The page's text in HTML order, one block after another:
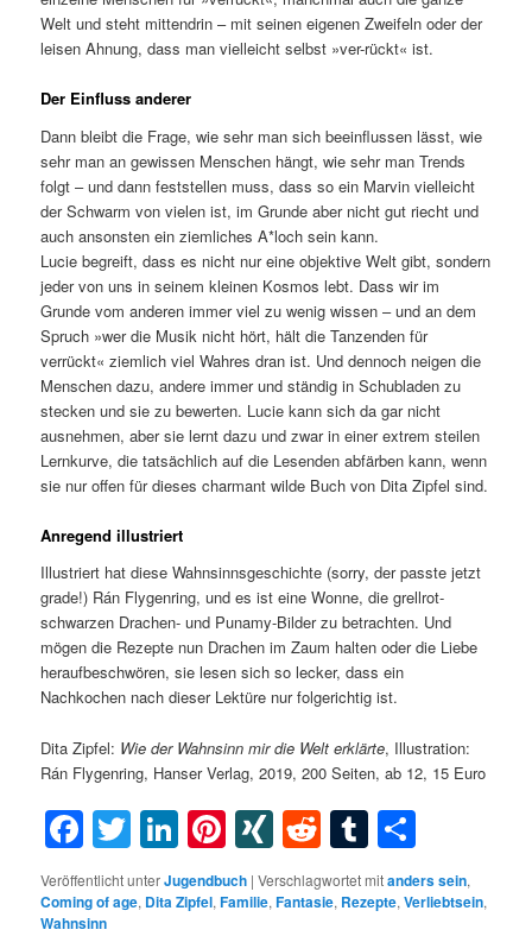
Welt und steht mittendrin – mit seinen eigenen Zweifeln oder der
leisen Ahnung, dass man vielleicht selbst »ver-rückt« ist.
Der Einfluss anderer
Dann bleibt die Frage, wie sehr man sich beeinflussen lässt, wie
sehr man an gewissen Menschen hängt, wie sehr man Trends
folgt – und dann feststellen muss, dass so ein Marvin vielleicht
der Schwarm von vielen ist, im Grunde aber nicht gut riecht und
auch ansonsten ein ziemliches A*loch sein kann.
Lucie begreift, dass es nicht nur eine objektive Welt gibt, sondern
jeder von uns in seinem kleinen Kosmos lebt. Dass wir im
Grunde vom anderen immer viel zu wenig wissen – und an dem
Spruch »wer die Musik nicht hört, hält die Tanzenden für
verrückt« ziemlich viel Wahres dran ist. Und dennoch neigen die
Menschen dazu, andere immer und ständig in Schubladen zu
stecken und sie zu bewerten. Lucie kann sich da gar nicht
ausnehmen, aber sie lernt dazu und zwar in einer extrem steilen
Lernkurve, die tatsächlich auf die Lesenden abfärben kann, wenn
sie nur offen für dieses charmant wilde Buch von Dita Zipfel sind.
Anregend illustriert
Illustriert hat diese Wahnsinnsgeschichte (sorry, der passte jetzt
grade!) Rán Flygenring, und es ist eine Wonne, die grellrot-
schwarzen Drachen- und Punamy-Bilder zu betrachten. Und
mögen die Rezepte nun Drachen im Zaum halten oder die Liebe
heraufbeschwören, sie lesen sich so lecker, dass ein
Nachkochen nach dieser Lektüre nur folgerichtig ist.
Dita Zipfel: Wie der Wahnsinn mir die Welt erklärte, Illustration:
Rán Flygenring, Hanser Verlag, 2019, 200 Seiten, ab 12, 15 Euro
Facebook
Twitter
LinkedIn
Pinterest
XINGRedditTumblr
Veröffentlicht unterJugendbuch |Verschlagwortet mitanders sein,
Coming of age, Dita Zipfel,Familie,Fantasie, Rezepte,Verliebtsein,
Wahnsinn